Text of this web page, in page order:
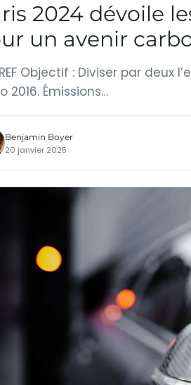
2024 dévoile
un avenir
Objectif : Diviser par deux
2016. Émissions…
Benjamin Boyer
20 janvier 2025